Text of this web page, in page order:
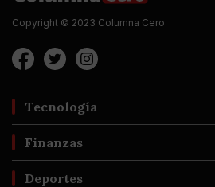
Copyright © 2023 Columna Cero
Tecnología
Finanzas
Deportes